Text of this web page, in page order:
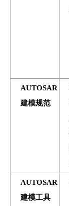
AUTOSAR
建模规范
AUTOSAR
建模工具